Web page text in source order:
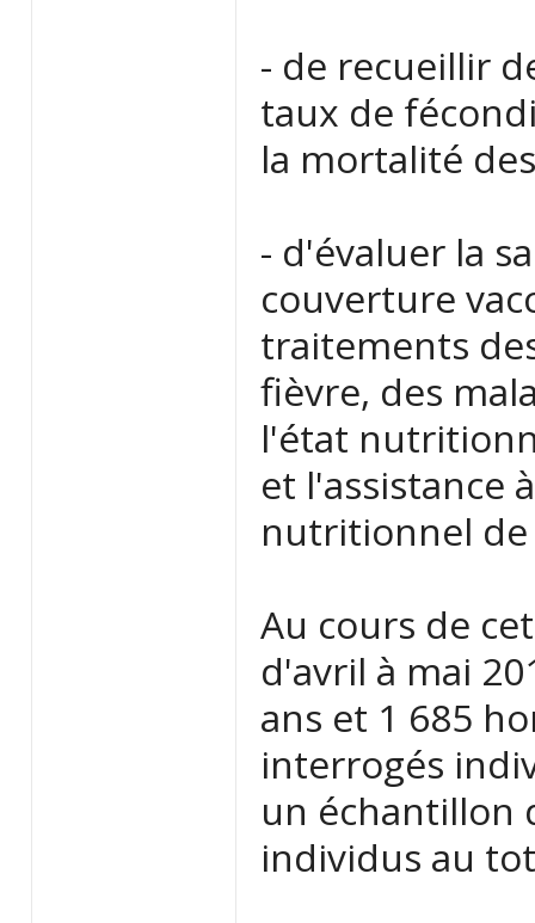
- de recueillir
taux de
la mortalité
- d'évaluer la
couverture
traitements
fièvre, des
l'état
et l'assistance
nutritionnel de
Au cours de
d'avril à mai
ans et 1 685
interrogés
un échantillon
individus au